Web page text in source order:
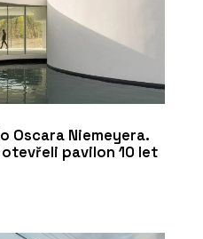
Oscara Niemeyera.
pavilon 10 let